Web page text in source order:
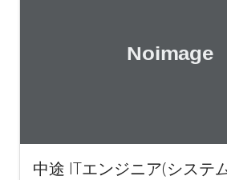
中途 ITエンジニア(システ